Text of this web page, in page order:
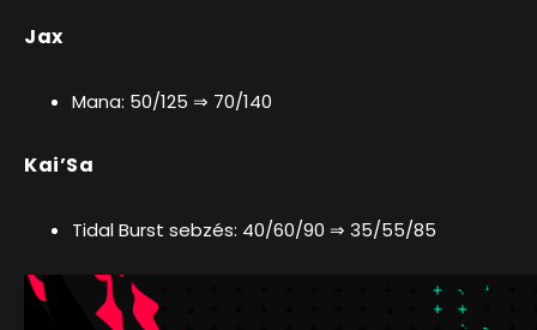
Jax
Mana: 50/125 ⇒ 70/140
Kai’Sa
Tidal Burst sebzés: 40/60/90 ⇒ 35/55/85